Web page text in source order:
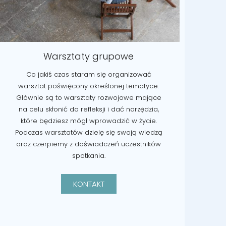
Warsztaty grupowe
Co jakiś czas staram się organizować
warsztat poświęcony określonej tematyce.
Głównie są to warsztaty rozwojowe mające
na celu skłonić do refleksji i dać narzędzia,
które będziesz mógł wprowadzić w życie.
Podczas warsztatów dzielę się swoją wiedzą
oraz czerpiemy z doświadczeń uczestników
spotkania.
KONTAKT